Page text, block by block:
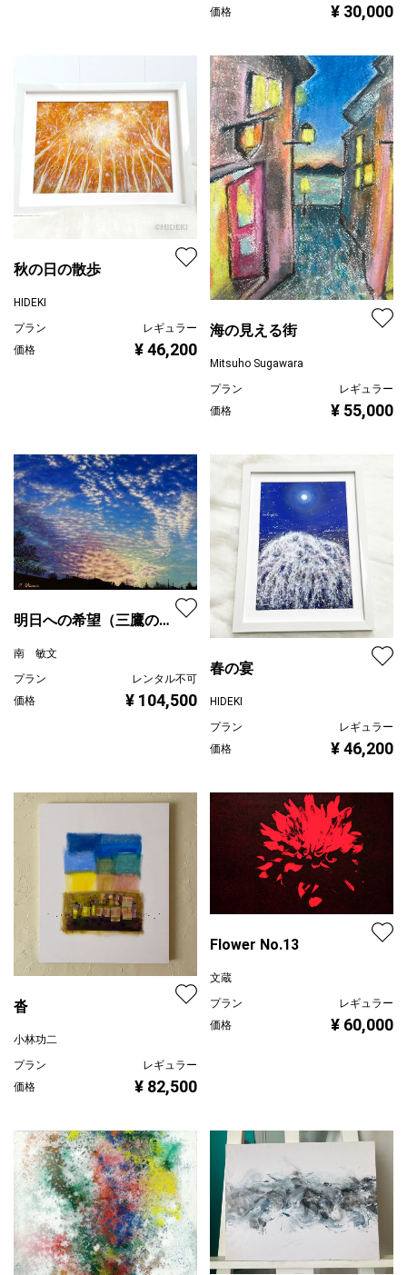
価格
¥ 30,000
秋の日の散歩
HIDEKI
プラン
レギュラー
価格
¥ 46,200
海の見える街
Mitsuho Sugawara
プラン
レギュラー
価格
¥ 55,000
明日への希望（三鷹の夕
南 敏文
プラン
レンタル不可
価格
¥ 104,500
春の宴
HIDEKI
プラン
レギュラー
価格
¥ 46,200
沓
小林功二
プラン
レギュラー
価格
¥ 82,500
Flower No.13
文蔵
プラン
レギュラー
価格
¥ 60,000